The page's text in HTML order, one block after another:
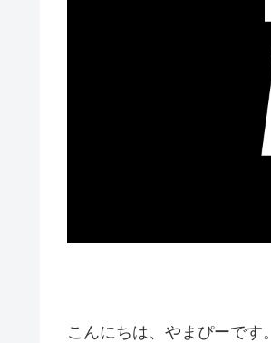
こんにちは、やまぴーです。